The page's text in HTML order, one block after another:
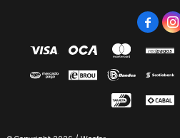
 